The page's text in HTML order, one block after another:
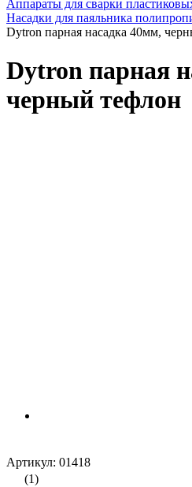
Аппараты для сварки
Насадки для паяльника
Dytron парная насадка 40мм,
Dytron парная
черный тефлон
Артикул: 01418
(1)